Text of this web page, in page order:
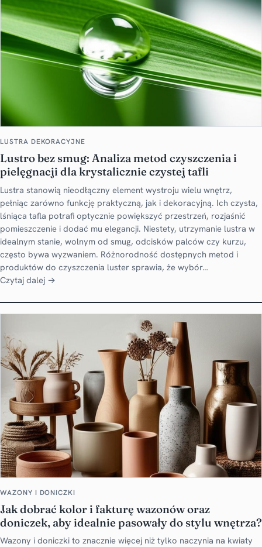
LUSTRA DEKORACYJNE
Lustro bez smug: Analiza metod czyszczenia i
pielęgnacji dla krystalicznie czystej tafli
Lustra stanowią nieodłączny element wystroju wielu wnętrz,
pełniąc zarówno funkcję praktyczną, jak i dekoracyjną. Ich czysta,
lśniąca tafla potrafi optycznie powiększyć przestrzeń, rozjaśnić
pomieszczenie i dodać mu elegancji. Niestety, utrzymanie lustra w
idealnym stanie, wolnym od smug, odcisków palców czy kurzu,
często bywa wyzwaniem. Różnorodność dostępnych metod i
produktów do czyszczenia luster sprawia, że wybór…
Czytaj dalej →
WAZONY I DONICZKI
Jak dobrać kolor i fakturę wazonów oraz
doniczek, aby idealnie pasowały do stylu wnętrza?
Wazony i doniczki to znacznie więcej niż tylko naczynia na kwiaty